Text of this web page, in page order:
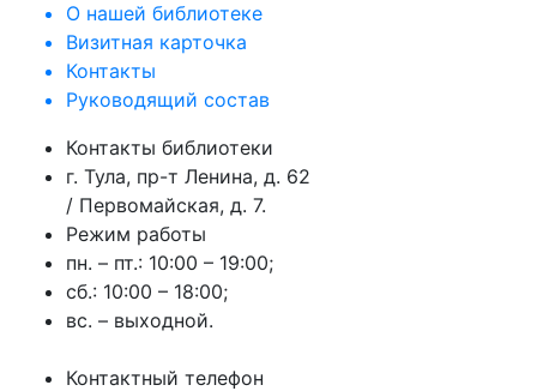
О нашей библиотеке
Визитная карточка
Контакты
Руководящий состав
Контакты библиотеки
г. Тула, пр-т Ленина, д. 62
/ Первомайская, д. 7.
Режим работы
пн. – пт.: 10:00 – 19:00;
сб.: 10:00 – 18:00;
вс. – выходной.
Контактный телефон